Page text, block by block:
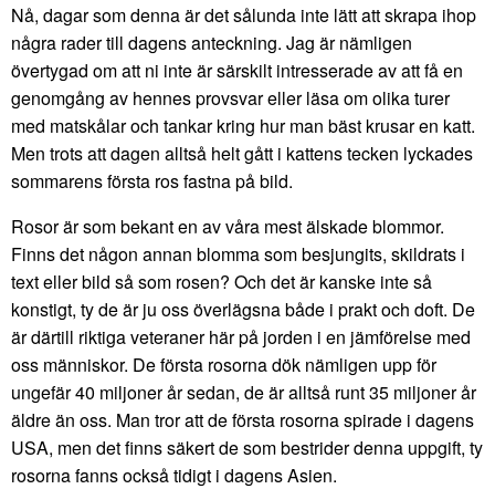
Nå, dagar som denna är det sålunda inte lätt att skrapa ihop
några rader till dagens anteckning. Jag är nämligen
övertygad om att ni inte är särskilt intresserade av att få en
genomgång av hennes provsvar eller läsa om olika turer
med matskålar och tankar kring hur man bäst krusar en katt.
Men trots att dagen alltså helt gått i kattens tecken lyckades
sommarens första ros fastna på bild.
Rosor är som bekant en av våra mest älskade blommor.
Finns det någon annan blomma som besjungits, skildrats i
text eller bild så som rosen? Och det är kanske inte så
konstigt, ty de är ju oss överlägsna både i prakt och doft. De
är därtill riktiga veteraner här på jorden i en jämförelse med
oss människor. De första rosorna dök nämligen upp för
ungefär 40 miljoner år sedan, de är alltså runt 35 miljoner år
äldre än oss. Man tror att de första rosorna spirade i dagens
USA, men det finns säkert de som bestrider denna uppgift, ty
rosorna fanns också tidigt i dagens Asien.